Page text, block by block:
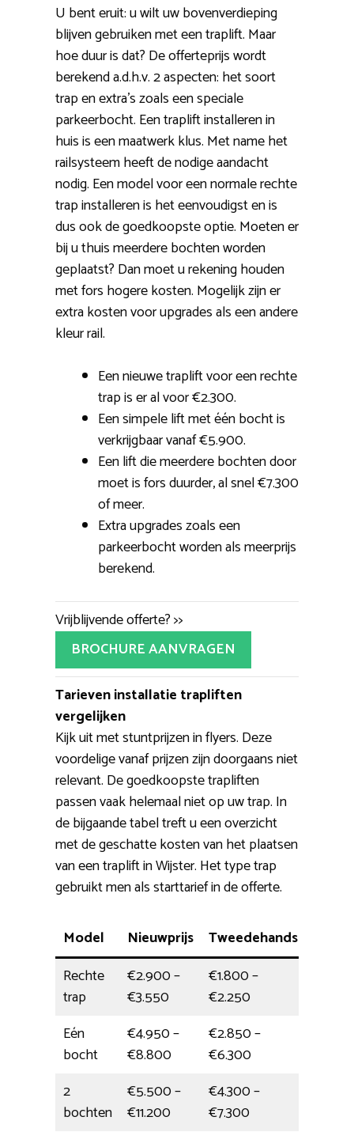
U bent eruit: u wilt uw bovenverdieping
blijven gebruiken met een traplift. Maar
hoe duur is dat? De offerteprijs wordt
berekend a.d.h.v. 2 aspecten: het soort
trap en extra’s zoals een speciale
parkeerbocht. Een traplift installeren in
huis is een maatwerk klus. Met name het
railsysteem heeft de nodige aandacht
nodig. Een model voor een normale rechte
trap installeren is het eenvoudigst en is
dus ook de goedkoopste optie. Moeten er
bij u thuis meerdere bochten worden
geplaatst? Dan moet u rekening houden
met fors hogere kosten. Mogelijk zijn er
extra kosten voor upgrades als een andere
kleur rail.
Een nieuwe traplift voor een rechte
trap is er al voor €2.300.
Een simpele lift met één bocht is
verkrijgbaar vanaf €5.900.
Een lift die meerdere bochten door
moet is fors duurder, al snel €7.300
of meer.
Extra upgrades zoals een
parkeerbocht worden als meerprijs
berekend.
Vrijblijvende offerte? >>
BROCHURE AANVRAGEN
Tarieven installatie trapliften
vergelijken
Kijk uit met stuntprijzen in flyers. Deze
voordelige vanaf prijzen zijn doorgaans niet
relevant. De goedkoopste trapliften
passen vaak helemaal niet op uw trap. In
de bijgaande tabel treft u een overzicht
met de geschatte kosten van het plaatsen
van een traplift in Wijster. Het type trap
gebruikt men als starttarief in de offerte.
Model Nieuwprijs Tweedehands
Rechte
trap
€2.900 –
€3.550
€1.800 –
€2.250
Eén
bocht
€4.950 –
€8.800
€2.850 –
€6.300
2
bochten
€5.500 –
€11.200
€4.300 –
€7.300